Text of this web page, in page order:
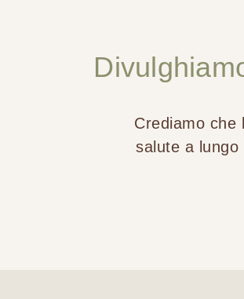
Crediamo che
salute a lungo